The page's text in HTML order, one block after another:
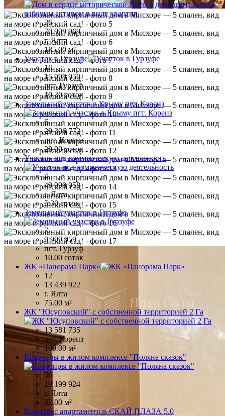
26
70 999 969
г. Ялта
185.00 м²
Участок в Гурзуфе
16
15 999 950
пгт. Гурзуф
10.30 соток
Земельный участок в Крыму пгт. Кореиз
6
29 306 772
пгт. Кореиз
20.00 соток
Участок под коммерческую деятельность
4
49 999 958
г. Ялта
5.30 соток
Земельный участок в Гурзуфе
7
9 999 959
пгт. Гурзуф
10.00 соток
ЖК «Панорама Парк»
12
13 439 922
г. Ялта
75.00 м²
ЖК "Юсуповский" с собственной территорией 2 Га
13 581 735
пгт. Кореиз
109.00 м²
Квартиры в жилом комплексе "Поляна сказок"
56
19 199 924
г. Ялта
82.00 м²
Комплекс апартаментов СКАЙ ПЛАЗА 5.0